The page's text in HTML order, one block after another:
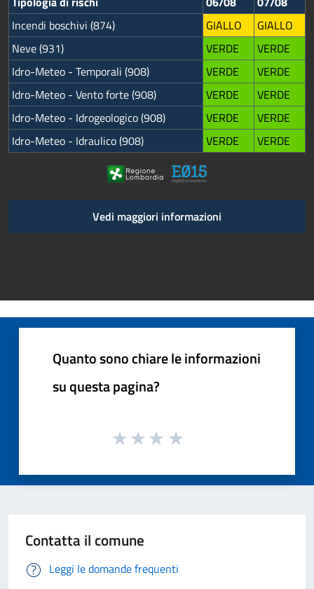
Incendi boschivi (874)
GIALLO
GIALLO
Neve (931)
VERDE
VERDE
Idro-Meteo - Temporali (908)
VERDE
VERDE
Idro-Meteo - Vento forte (908)
VERDE
VERDE
Idro-Meteo - Idrogeologico (908)
VERDE
VERDE
Idro-Meteo - Idraulico (908)
VERDE VERDE
Vedi maggiori informazioni
Quanto sono chiare le informazioni
su questa pagina?
Contatta il comune
Leggi le domande frequenti